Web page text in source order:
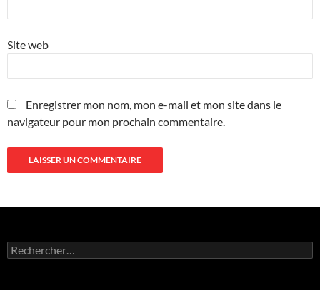
Site web
Enregistrer mon nom, mon e-mail et mon site dans le
navigateur pour mon prochain commentaire.
Rechercher :